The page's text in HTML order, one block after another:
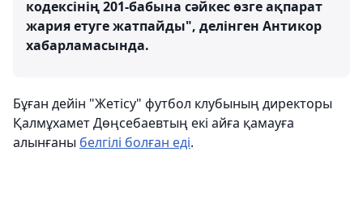
кодексінің 201-бабына сәйкес өзге ақпарат
жария етуге жатпайды", делінген Антикор
хабарламасында.
Бұған дейін "Жетісу" футбол клубының директоры
Қалмұхамет Дөңсебаевтың екі айға қамауға
алынғаны белгілі болған еді.